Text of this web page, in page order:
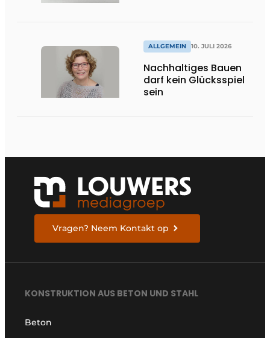
ALLGEMEIN 10. JULI 2026
Nachhaltiges Bauen
darf kein Glücksspiel
sein
Vragen? Neem Kontakt op
KONSTRUKTION AUS BETON UND STAHL
Beton